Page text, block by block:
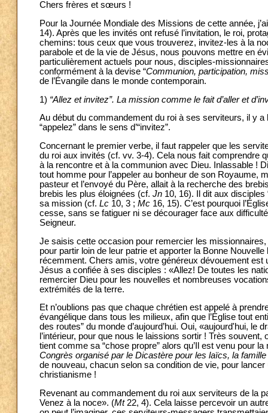
Chers frères et sœurs !
Pour la Journée Mondiale des Missions de cette année,
14). Après que les invités ont refusé l’invitation, le roi,
chemins: tous ceux que vous trouverez, invitez-les à la
parabole et de la vie de Jésus, nous pouvons mettre en
particulièrement actuels pour nous, disciples-
conformément à la devise “Communion, participation,
de l’Évangile dans le monde contemporain.
1) “Allez et invitez”. La mission comme le fait d’aller et
Au début du commandement du roi à ses serviteurs, il y
“appelez” dans le sens d’“invitez”.
Concernant le premier verbe, il faut rappeler que les
du roi aux invités (cf. vv. 3-4). Cela nous fait comprendre
à la rencontre et à la communion avec Dieu. Inlassable !
tout homme pour l’appeler au bonheur de son Royaume,
pasteur et l’envoyé du Père, allait à la recherche des
brebis les plus éloignées (cf. Jn 10, 16). Il dit aux disciples
sa mission (cf. Lc 10, 3 ; Mc 16, 15). C’est pourquoi
cesse, sans se fatiguer ni se décourager face aux
Seigneur.
Je saisis cette occasion pour remercier les
pour partir loin de leur patrie et apporter la Bonne
récemment. Chers amis, votre généreux dévouement
Jésus a confiée à ses disciples : «Allez! De toutes les
remercier Dieu pour les nouvelles et nombreuses
extrémités de la terre.
Et n’oublions pas que chaque chrétien est appelé à
évangélique dans tous les milieux, afin que l’Église tout
des routes” du monde d’aujourd’hui. Oui, «aujourd'hui,
l’intérieur, pour que nous le laissions sortir ! Très
tient comme sa “chose propre” alors qu’Il est venu pour
Congrès organisé par le Dicastère pour les laïcs, la famille
de nouveau, chacun selon sa condition de vie, pour
christianisme !
Revenant au commandement du roi aux serviteurs de la
Venez à la noce». (Mt22, 4). Cela laisse percevoir un